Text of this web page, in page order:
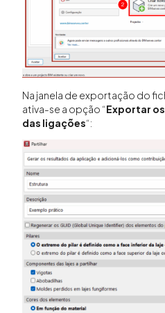
Na janela de exportação do
ativa-se a opção “Exportar
das ligações“: